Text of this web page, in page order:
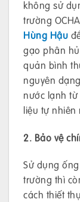
không sử
trường
Hùng Hậu
gạo phân
quản bình
nguyên
nước lạnh
liệu tự
2. Bảo vệ
Sử dụng
trường thì
cách thiết